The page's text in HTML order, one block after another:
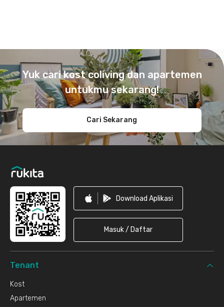
Yuk cari kost coliving dan apartemen
untukmu sekarang!
Cari Sekarang
Download Aplikasi
Masuk / Daftar
Tenant
Kost
Apartemen